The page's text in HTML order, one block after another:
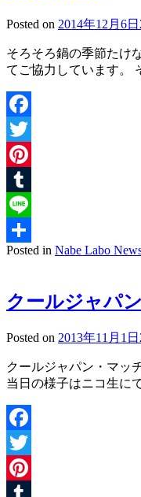
Posted on 2014年12月6日
そろそろ鍋の季節たけ
てご協力しています。
Facebook
Twitter
Pinterest
Tumblr
Line
共
Posted in Nabe Labo
クールジャパ
Posted on 2013年11月1日
クールジャパン・マッ
当日の様子はニコ生に
Facebook
Twitter
Pinterest